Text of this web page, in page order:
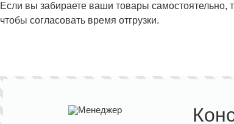
Если вы забираете ваши товары
чтобы согласовать время отгрузки.